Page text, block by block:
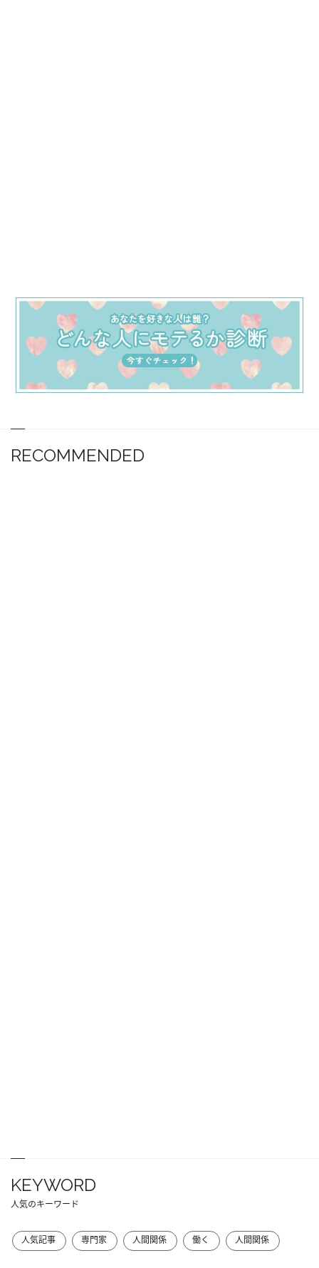
RECOMMENDED
KEYWORD
人気のキーワード
人気記事 専門家 人間関係 働く 人間関係